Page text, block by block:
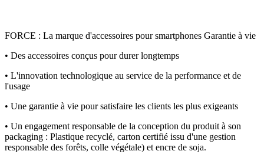
FORCE : La marque d'accessoires pour smartphones Garantie à vie
• Des accessoires conçus pour durer longtemps
• L'innovation technologique au service de la performance et de
l'usage
• Une garantie à vie pour satisfaire les clients les plus exigeants
• Un engagement responsable de la conception du produit à son
packaging : Plastique recyclé, carton certifié issu d'une gestion
responsable des forêts, colle végétale) et encre de soja.